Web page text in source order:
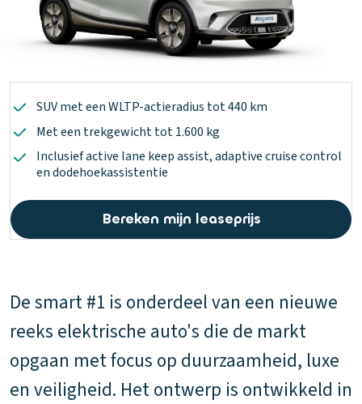
SUV met een WLTP-actieradius tot 440 km
Met een trekgewicht tot 1.600 kg
Inclusief active lane keep assist, adaptive cruise control
en dodehoekassistentie
Bereken mijn leaseprijs
De smart #1 is onderdeel van een nieuwe
reeks elektrische auto's die de markt
opgaan met focus op duurzaamheid, luxe
en veiligheid. Het ontwerp is ontwikkeld in